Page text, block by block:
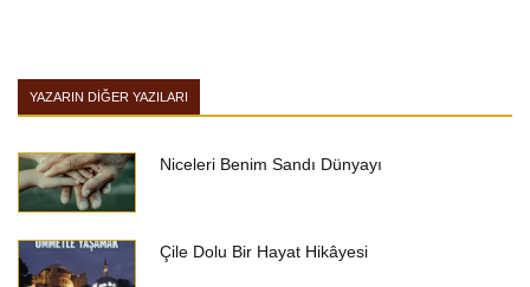
YAZARIN DIĞER YAZILARI
Niceleri Benim Sandı Dünyayı
Çile Dolu Bir Hayat Hikâyesi